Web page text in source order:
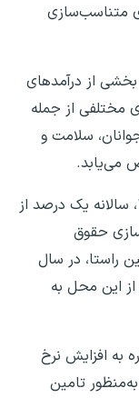
متناسب‌سازی
بخشی از درآمدهای
مختلفی از جمله
سلامت و
می‌یابد.
وی افزود: بر اساس قانون بودجه سال ۱۴۰۳، سالانه یک درصد از
حقوق
راستا، در سال
تومان از این محل به
به افزایش نرخ
در سال ۱۴۰۳ گفت: به‌منظور تامین